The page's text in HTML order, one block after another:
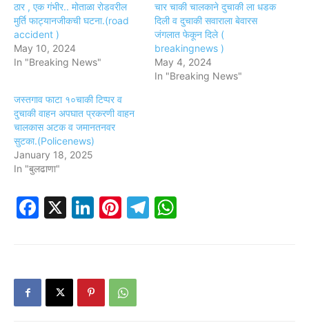
ठार , एक गंभीर.. मोताळा रोडवरील
मुर्ति फाट्यानजीकची घटना.(road
accident )
May 10, 2024
In "Breaking News"
चार चाकी चालकाने दुचाकी ला धडक
दिली व दुचाकी सवाराला बेवारस
जंगलात फेकून दिले (
breakingnews )
May 4, 2024
In "Breaking News"
जस्तगाव फाटा १०चाकी टिप्पर व
दुचाकी वाहन अपघात प्रकरणी वाहन
चालकास अटक व जमानतनवर
सुटका.(Policenews)
January 18, 2025
In "बुलढाणा"
Facebook
X LinkedIn
Pinterest
Telegram